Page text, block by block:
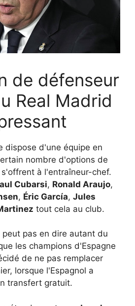
de défenseur
Real Madrid
dispose d'une équipe en
nombre d'options de
à l'entraîneur-chef.
Cubarsi, Ronald Araujo,
, Éric García, Jules
tout cela au club.
pas en dire autant du
les champions d'Espagne
de ne pas remplacer
lorsque l'Espagnol a
transfert gratuit.